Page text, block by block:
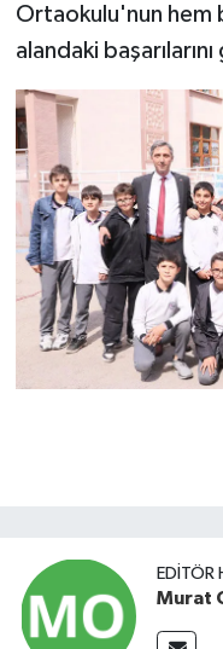
Ortaokulu'nun hem
alandaki
EDITÖR
Murat